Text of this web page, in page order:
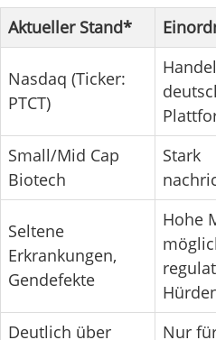
Aktueller Stand*
Nasdaq (Ticker:
PTCT)
Small/Mid Cap
Biotech
Stark
Seltene
Erkrankungen,
Gendefekte
Hohe
Deutlich über
Nur